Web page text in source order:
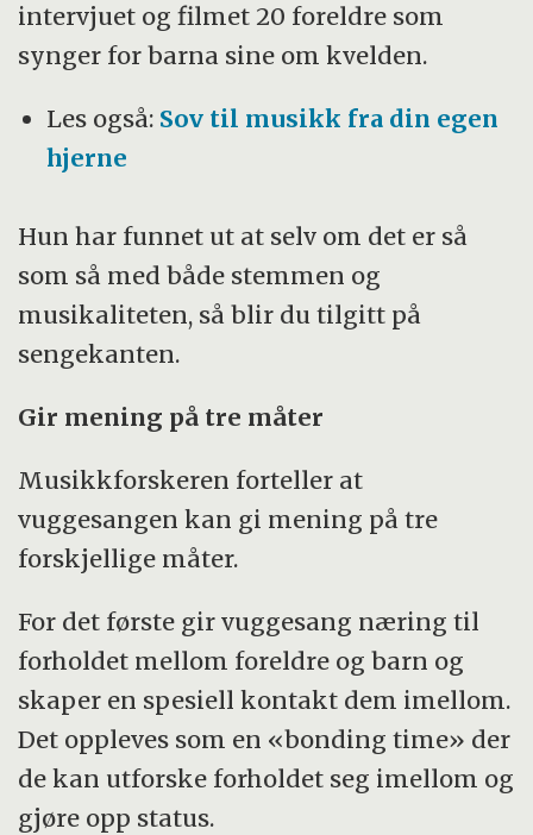
intervjuet og filmet 20 foreldre som
synger for barna sine om kvelden.
Les også: Sov til musikk fra din egen
hjerne
Hun har funnet ut at selv om det er så
som så med både stemmen og
musikaliteten, så blir du tilgitt på
sengekanten.
Gir mening på tre måter
Musikkforskeren forteller at
vuggesangen kan gi mening på tre
forskjellige måter.
For det første gir vuggesang næring til
forholdet mellom foreldre og barn og
skaper en spesiell kontakt dem imellom.
Det oppleves som en «bonding time» der
de kan utforske forholdet seg imellom og
gjøre opp status.